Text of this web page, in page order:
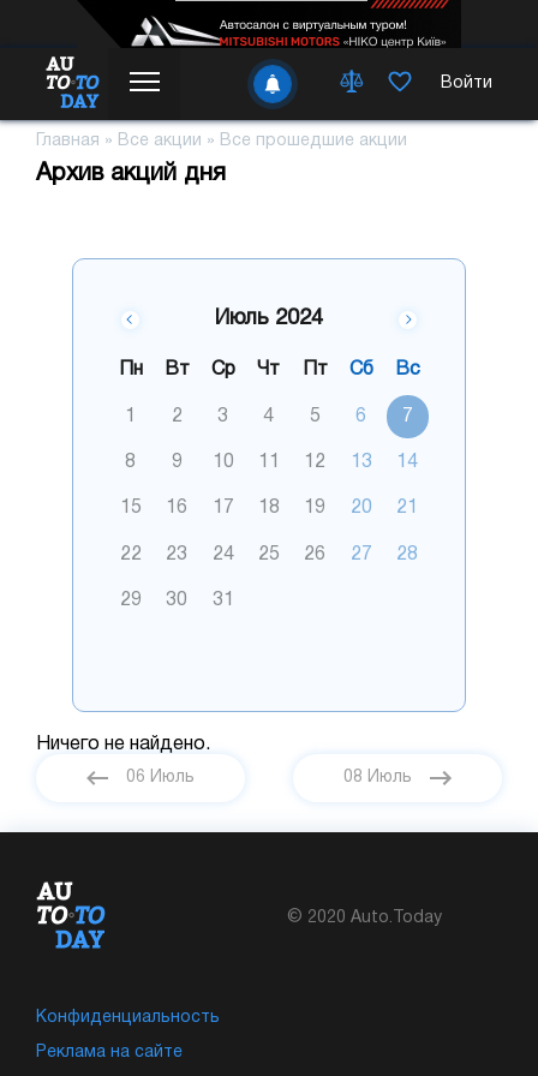
Войти
Главная » Все акции » Все прошедшие акции
Архив акций дня
Июль 2024
Пн Вт Ср Чт Пт Сб Вс
1 2 3 4 5 6 7
8 9 10 12 13 14
15 16 17 18 19 20 21
22 23 24 25 26 27 28
29 30 31
Ничего не найдено.
06 Июль 08 Июль
© 2020 Auto.Today
Конфиденциальность
Реклама на сайте